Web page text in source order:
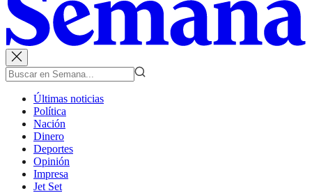
Últimas noticias
Política
Nación
Dinero
Deportes
Opinión
Impresa
Jet Set